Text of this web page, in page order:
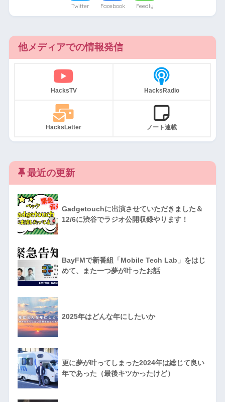
Twitter Facebook Feedly
他メディアでの情報発信
HacksTV HacksRadio
HacksLetter ノート連載
最近の更新
Gadgetouchに出演させていただきました＆
12/6に渋谷でラジオ公開収録やります！
BayFMで新番組「Mobile Tech Lab」をはじ
めて、また一つ夢が叶ったお話
2025年はどんな年にしたいか
更に夢が叶ってしまった2024年は総じて良い
年であった（最後キツかったけど）